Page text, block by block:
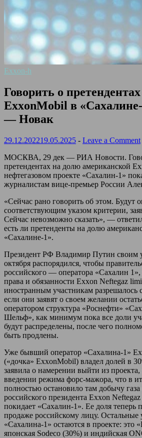
Exxon-h
Говорить о
ExxonMobil в
— Новак
29.12.202219.05.2025 - Leave a Comment
МОСКВА, 29 дек — РИА Новости.
претендентах на долю американской
нефтегазовом проекте «Сахалин-1»
журналистам вице-премьер России
«Сейчас рано говорить об этом. Будут
соответствующим указом критерии,
Сейчас невозможно сказать», —
есть ли претенденты на долю
«Сахалине-1».
Президент РФ Владимир Путин своим
октября распорядился, чтобы
российского — оператора «Сахалин
права и обязанности Exxon Neftegaz
иностранным участникам разрешалось
если они заявят о своем желании
оператором структура «Роснефти»
Шельф», как минимум пока все доли
будут распределены, после чего
быть продлены.
Уже бывший оператор «Сахалина-1»
(«дочка» ExxonMobil) владел долей в
заявила о намерении выйти из
введении режима форс-мажора, что в
полностью остановило там добычу
российского президента Exxon
покидает «Сахалин-1». Ее доля теперь
продаже российскому лицу. Остальные
«Сахалина-1» остаются в проекте: это
японская Sodeco (30%) и индийская